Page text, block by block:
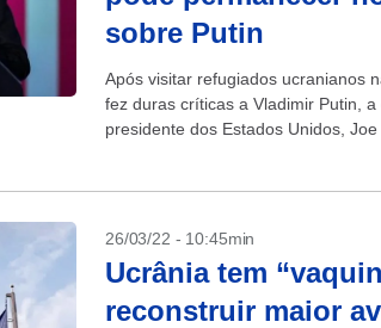
sobre Putin
Após visitar refugiados ucranianos
fez duras críticas a Vladimir Putin,
presidente dos Estados Unidos,
26/03/22 - 10:45min
Ucrânia tem
reconstruir maior